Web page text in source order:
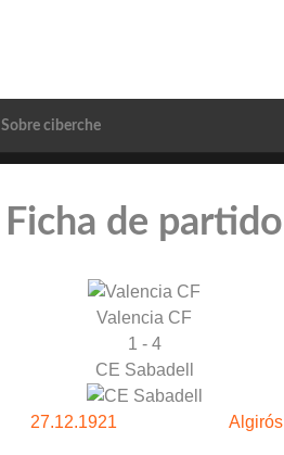
Sobre ciberche
Ficha de partido
Valencia CF
1 - 4
CE Sabadell
27.12.1921 Algirós